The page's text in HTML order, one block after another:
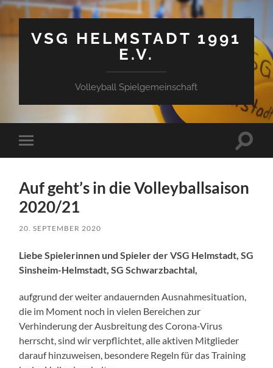
VSG HELMSTADT 1991
E.V.
Volleyball Spielgemeinschaft
Mobile-
Menü
Auf geht’s in die Volleyballsaison
2020/21
20. SEPTEMBER 2020
Liebe Spielerinnen und Spieler der VSG Helmstadt, SG
Sinsheim-Helmstadt, SG Schwarzbachtal,
aufgrund der weiter andauernden Ausnahmesituation,
die im Moment noch in vielen Bereichen zur
Verhinderung der Ausbreitung des Corona-Virus
herrscht, sind wir verpflichtet, alle aktiven Mitglieder
darauf hinzuweisen, besondere Regeln für das Training